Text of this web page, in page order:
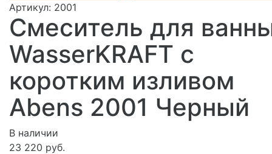
Артикул: 2001
Смеситель для
WasserKRAFT с
коротким изливом
Abens 2001 Черный
В наличии
23 220 руб.